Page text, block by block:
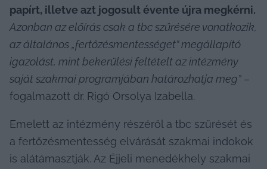
Azonban az előírás csak a tbc szűrésére vonatkozik,
az általános „fertőzésmentességet” megállapító
igazolást, mint bekerülési feltételt az intézmény
saját szakmai programjában határozhatja meg” –
fogalmazott dr. Rigó Orsolya Izabella.
Emelett az intézmény részéről a tbc szűrését és
a fertőzésmentesség elvárását szakmai indokok
is alátámasztják. Az Éjjeli menedékhely szakmai